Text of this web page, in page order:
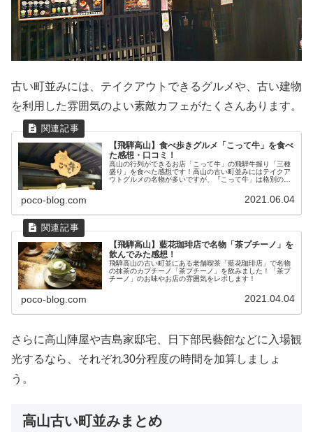
古い町並みには、テイクアウトできるグルメや、古い建物
を利用した雰囲気のよい素敵カフェがたくさんあります。
【飛騨高山】食べ歩きグルメ「こって牛」を食べ
た感想・口コミ！
高山の行列ができるお店「こって牛」の飛騨牛握り「三種
盛り」を食べた感想です！高山の古い町並みにはテイクア
ウトグルメの名物が多いですが、『こって牛」は格別の美
poco-blog.com 2021.06.04
【飛騨高山】藍花珈琲店で名物「茶プチーノ」を
飲んでみた感想！
飛騨高山の古い町並にある老舗喫茶「藍花珈琲店」で名物
の抹茶のカプチーノ「茶プチーノ」を飲みました！「茶プ
チーノ」のお味やお店の雰囲気をレポします！
poco-blog.com 2021.04.04
さらに高山陣屋や吉島家邸宅、日下部民藝館などに入場観
光するなら、それぞれ30分程度の時間を加算しましょ
う。
高山古い町並みまとめ